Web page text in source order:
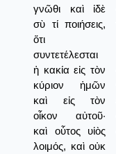
γνῶθι καὶ ἰδὲ
σὺ τί ποιήσεις,
ὅτι
συντετέλεσται
ἡ κακία εἰς τὸν
κύριον ἡμῶν
καὶ εἰς τὸν
οἶκον αὐτοῦ·
καὶ οὗτος υἱὸς
λοιμός, καὶ οὐκ